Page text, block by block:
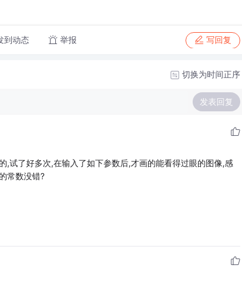
到动态 举报 写回复
切换为时间正序
发表回复
,试了好多次,在输入了如下参数后,才画的能看得过眼的图像,感
常数没错?